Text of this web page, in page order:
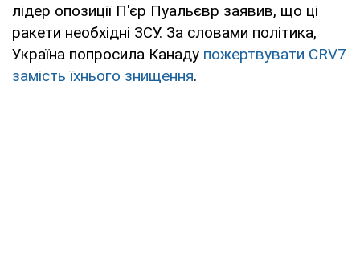
лідер опозиції П'єр Пуальєвр заявив, що ці
ракети необхідні ЗСУ. За словами політика,
Україна попросила Канаду пожертвувати CRV7
замість їхнього знищення.